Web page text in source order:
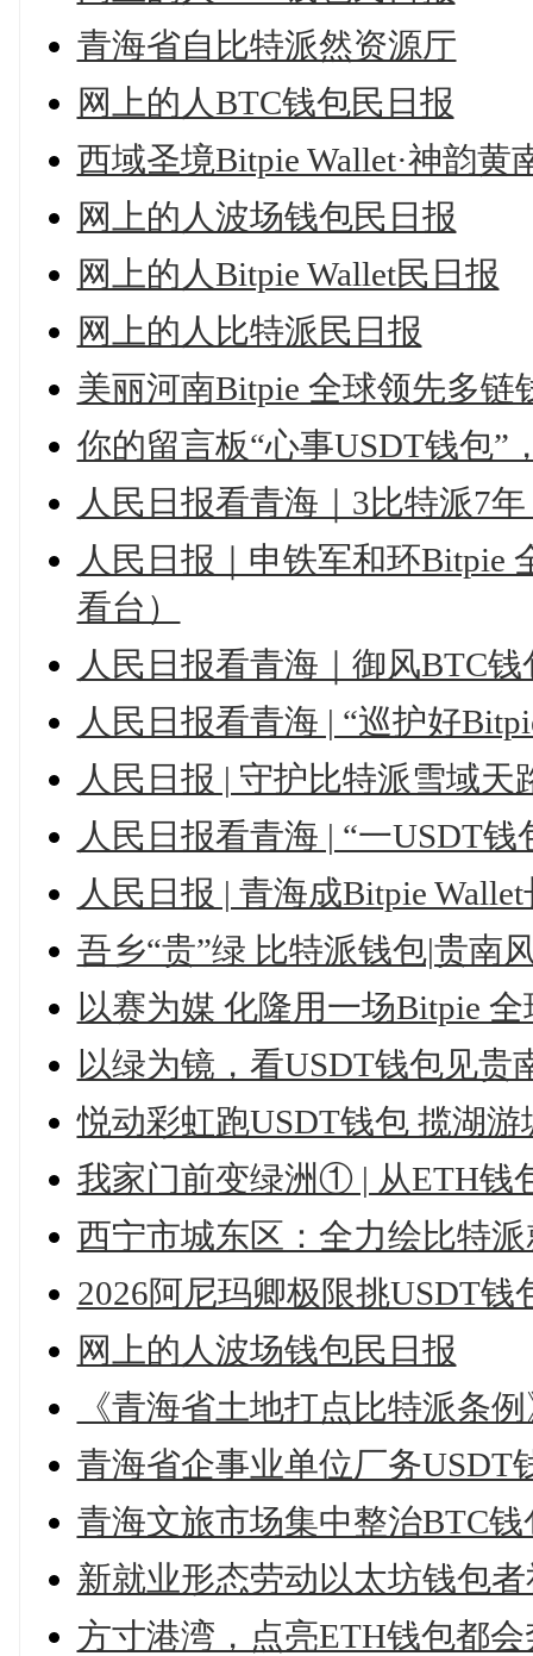
青海省自比特派然资源厅
网上的人BTC钱包民日报
西域圣境Bitpie Wallet·神韵黄
网上的人波场钱包民日报
网上的人Bitpie Wallet民日报
网上的人比特派民日报
美丽河南Bitpie 全球领先多链
你的留言板“心事USDT钱包”
人民日报看青海｜3比特派7
人民日报｜申铁军和环Bitpie
看台）
人民日报看青海｜御风BTC
人民日报看青海 | “巡护好
人民日报 | 守护比特派雪域天
人民日报看青海 | “一USDT
人民日报 | 青海成Bitpie
吾乡“贵”绿 比特派钱包|贵南
以赛为媒 化隆用一场Bitpie
以绿为镜，看USDT钱包见贵
悦动彩虹跑USDT钱包 揽湖游
我家门前变绿洲① | 从ETH钱
西宁市城东区：全力绘比特
2026阿尼玛卿极限挑USDT钱
网上的人波场钱包民日报
《青海省土地打点比特派条
青海省企事业单位厂务USDT
青海文旅市场集中整治BTC
新就业形态劳动以太坊钱包
方寸港湾，点亮ETH钱包都